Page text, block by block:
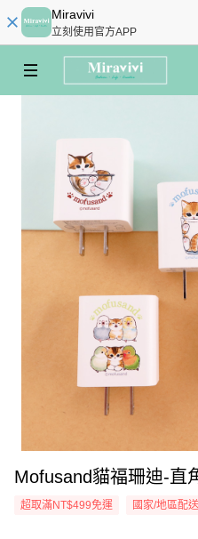
Miravivi
立刻使用官方APP
Mofusand貓福珊迪-直
超取滿NT$499免運 國家/地區配送